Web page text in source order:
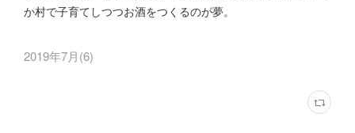
か村で子育てしつつお酒をつくるのが夢。
2019年7月(6)